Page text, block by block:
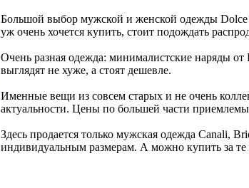
Большой выбор мужской и женской одежды Dolce
уж очень хочется купить, стоит подождать
Очень разная одежда: минималистские наряды
выглядят не хуже, а стоят дешевле.
Именные вещи из совсем старых и не очень
актуальности. Цены по большей части
Здесь продается только мужская одежда Canali,
индивидуальным размерам. А можно купить за те